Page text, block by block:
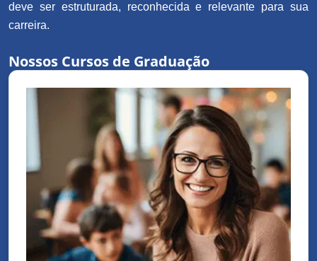
deve ser estruturada, reconhecida e relevante para sua
carreira.
Nossos Cursos de Graduação